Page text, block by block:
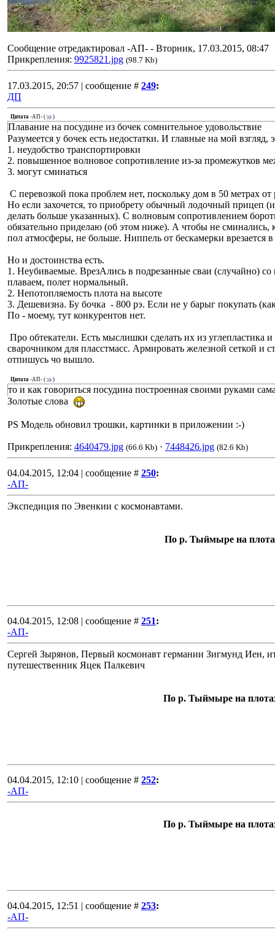
Сообщение отредактировал -АП- - Вторник, 17.03.2015, 08:47
Прикрепления: 9925821.jpg (98.7 Kb)
17.03.2015, 20:57 | сообщение # 249:
ДП
Цитата -АП- ( )
Плавание на посудине из бочек сомнительное удовольствие
Разумеется у бочек есть недостатки. И главные на мой взгляд,
1. неудобство транспортировки
2. повышенное волновое сопротивление из-за промежутков
3. могут сминаться
С перевозкой пока проблем нет, поскольку дом в 50 метрах
Но если захочется, то приобрету обычный лодочный прицеп
делать больше указанных). С волновым сопротивлением
обязательно приделаю (об этом ниже). А чтобы не сминались,
пол атмосферы, не больше. Ниппель от бескамерки врезается
Но и достоинства есть.
1. Неубиваемые. ВрезАлись в подрезанные сваи (случайно) со
плаваем, полет нормальный.
2. Непотопляемость плота на высоте
3. Дешевизна. Бу бочка - 800 рэ. Если не у барыг покупать
По - моему, тут конкурентов нет.
Про обтекатели. Есть мыслишки сделать их из углепластика
сварочником для пласстмасс. Армировать железной сеткой и
отпишусь чо вышло.
Цитата -АП- ( )
то и как говориться посудина построенная своими руками
Золотые слова
PS Модель обновил трошки, картинки в приложении :-)
Прикрепления: 4640479.jpg (66.6 Kb) · 7448426.jpg (82.6 Kb)
04.04.2015, 12:04 | сообщение # 250:
-АП-
Экспедиция по Эвенкии с космонавтами.
По р. Тыймыре на
04.04.2015, 12:08 | сообщение # 251:
-АП-
Сергей Зырянов, Первый космонавт германии Зигмунд Иен,
путешественник Яцек Палкевич
По р. Тыймыре на
04.04.2015, 12:10 | сообщение # 252:
-АП-
По р. Тыймыре на
04.04.2015, 12:51 | сообщение # 253:
-АП-